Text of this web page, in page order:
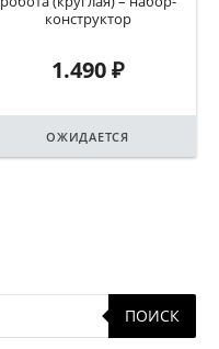
конструктор
1.490₽
ОЖИДАЕТСЯ
ПОИСК